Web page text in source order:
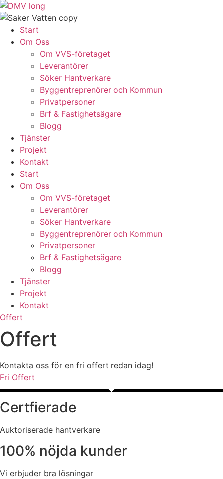
Skip
to
contentStart
Om Oss
Om VVS-företaget
Leverantörer
Söker Hantverkare
Byggentreprenörer och Kommun
Privatpersoner
Brf & Fastighetsägare
Blogg
Tjänster
Projekt
Kontakt
Start
Om Oss
Om VVS-företaget
Leverantörer
Söker Hantverkare
Byggentreprenörer och Kommun
Privatpersoner
Brf & Fastighetsägare
Blogg
Tjänster
Projekt
Kontakt
Offert
Offert
Kontakta oss för en fri offert redan idag!
Fri Offert
Certfierade
Auktoriserade hantverkare
100% nöjda kunder
Vi erbjuder bra lösningar